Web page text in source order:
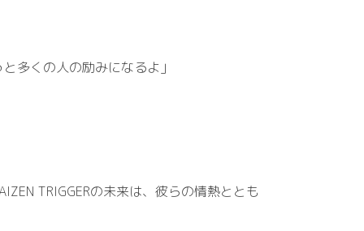
多くの人の励みになるよ」
TRIGGERの未来は、彼らの情熱ととも